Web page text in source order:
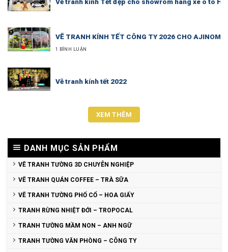
VẼ TRANH KÍNH TẾT CÔNG TY 2026 CHO
1 BÌNH LUẬN
Vẽ tranh kính tết 2022
XEM THÊM
DANH MỤC SẢN PHẨM
VẼ TRANH TƯỜNG 3D CHUYÊN NGHIỆP
VẼ TRANH QUÁN COFFEE – TRÀ SỮA
VẼ TRANH TƯỜNG PHỐ CỔ – HOA GIẤY
TRANH RỪNG NHIỆT ĐỚI – TROPOCAL
TRANH TƯỜNG MẦM NON – ANH NGỮ
TRANH TƯỜNG VĂN PHÒNG – CÔNG TY